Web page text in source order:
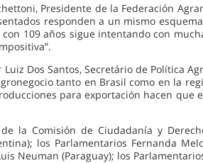
Presidente de la Federación
responden a un mismo
109 años sigue intentando con
Dos Santos, Secretário de Política
tanto en Brasil como en la
para exportación hacen
la Comisión de Ciudadanía y
los Parlamentarios Fernanda
Neuman (Paraguay); los